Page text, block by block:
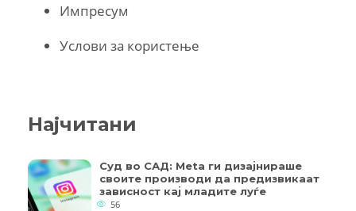
Импресум
Услови за користење
Најчитани
Суд во САД: Meta ги дизајнираше
своите производи да предизвикаат
зависност кај младите луѓе
56